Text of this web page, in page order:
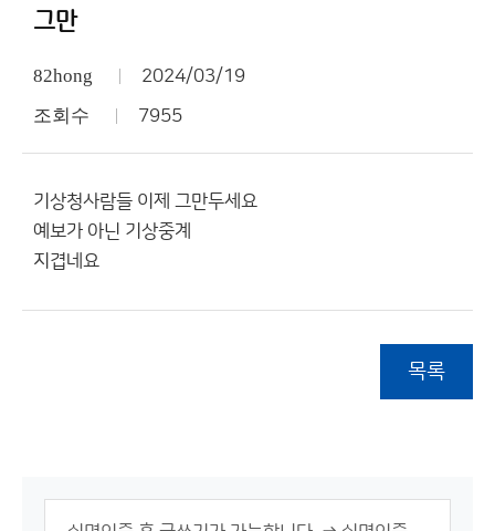
그만
82hong 2024/03/19
조회수 7955
기상청사람들 이제 그만두세요
예보가 아닌 기상중계
지겹네요
목록